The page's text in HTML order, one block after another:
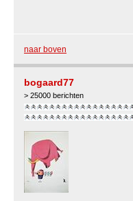
naar boven
bogaard77
> 25000 berichten